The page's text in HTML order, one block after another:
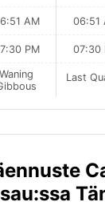
AM
PM
Waning
06:51
07:30
Last